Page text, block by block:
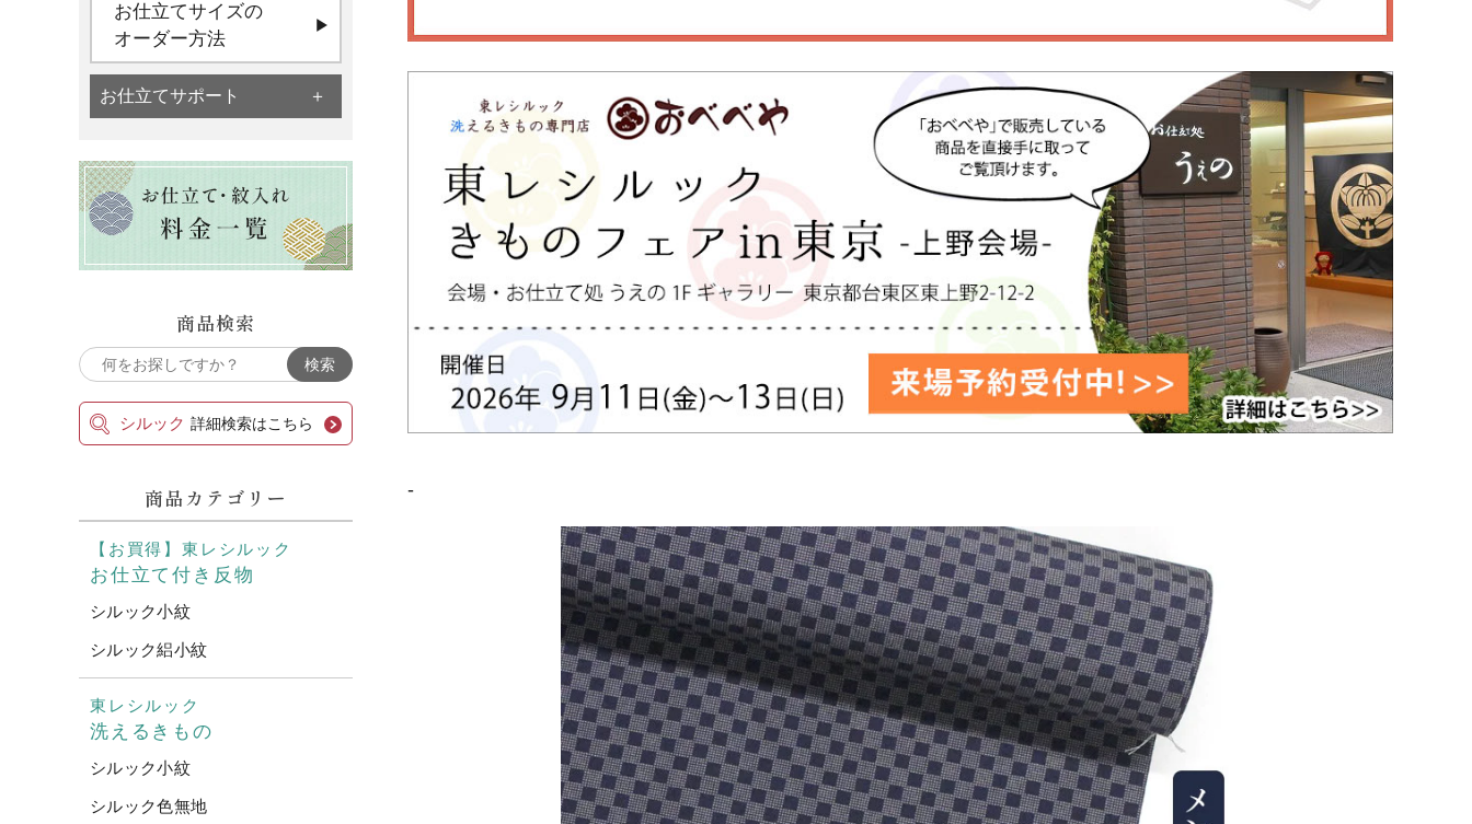
お仕立てサイズの
オーダー方法
お仕立てサポート
商品検索
シルック 詳細検索はこちら
商品カテゴリー
【お買得】東レシルック
お仕立て付き反物
シルック小紋
シルック絽小紋
東レシルック
洗えるきもの
シルック小紋
シルック色無地
-